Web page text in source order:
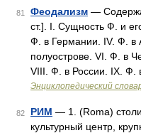
81 Феодализм —
ст.]. I. Сущность Ф. и
Ф. в Германии. IV. Ф. в
полуострове. VI. Ф. в
VIII. Ф. в России. IX. Ф.
Энциклопедический
82 РИМ — 1. (Roma)
культурный центр,